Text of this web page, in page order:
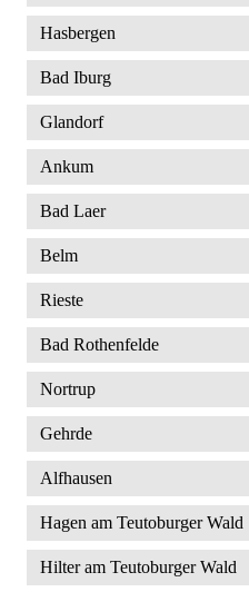
Hasbergen
Bad Iburg
Glandorf
Ankum
Bad Laer
Belm
Rieste
Bad Rothenfelde
Nortrup
Gehrde
Alfhausen
Hagen am Teutoburger Wald
Hilter am Teutoburger Wald